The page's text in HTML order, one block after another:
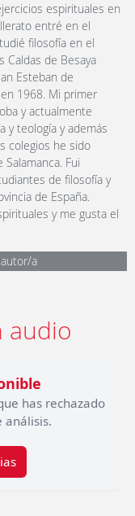
espirituales en
entré en el
filosofía en el
Caldas de Besaya
Esteban de
1968. Mi primer
y actualmente
y teología y además
colegios he sido
Fui
de filosofía y
de España.
y me gusta el
a
audio
has rechazado
análisis.